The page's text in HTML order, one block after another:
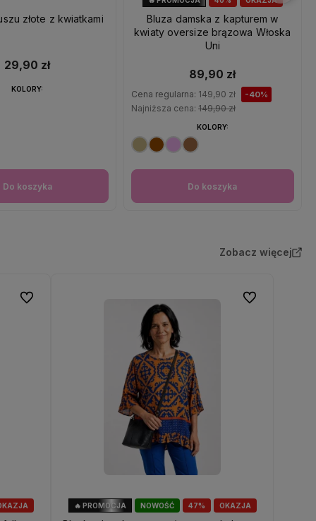
złote z kwiatkami
29,90 zł
Do koszyka
KOLORY:
Bluza damska z kapturem w
kwiaty oversize brązowa Włoska
Uni
89,90 zł
Cena regularna: 149,90 zł -40%
Najniższa cena: 149,90 zł
Do koszyka
KOLORY:
Zobacz więcej
Do ulubionych
47%
NOWOŚĆ OKAZJA
🔥 PROMOCJA
Do ulubionych